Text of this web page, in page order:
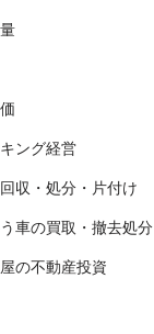
ング経営
収・処分・片付け
車の買取・撤去処分
の不動産投資